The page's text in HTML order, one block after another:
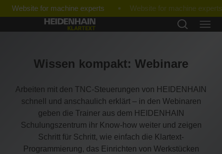
Website for machine experts
Wissen kompakt: Webinare
Arbeiten mit den TNC-Steuerungen von HEIDENHAIN
schnell und anschaulich erklärt – in den Webinaren
geben die Trainer aus dem HEIDENHAIN
Schulungszentrum ihr Know-how weiter und zeigen
Schritt für Schritt, wie einfach die Klartext-
Programmierung, das Einrichten von Werkstücken